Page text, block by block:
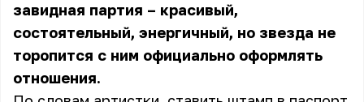
завидная партия – красивый,
состоятельный, энергичный, но звезда не
торопится с ним официально оформлять
отношения.